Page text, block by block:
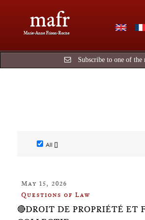
mafr
Marie-Anne Frison-Roche
Subscribe to one of the
All []
May 15, 2026
Questions of Law
🔴DROIT DE PROPRIÉTÉ ET